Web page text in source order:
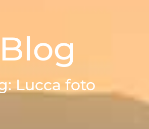
Blog
Lucca foto